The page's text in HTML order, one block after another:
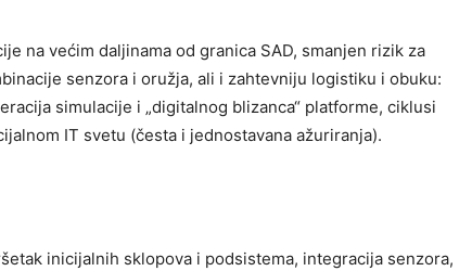
na većim daljinama od granica SAD, smanjen rizik za
senzora i oružja, ali i zahtevniju logistiku i obuku:
simulacije i „digitalnog blizanca“ platforme, ciklusi
IT svetu (česta i jednostavana ažuriranja).
inicijalnih sklopova i podsistema, integracija senzora,